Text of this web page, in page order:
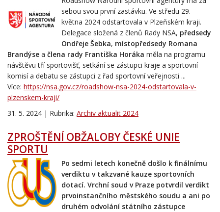
sebou svou první zastávku. Ve středu 29.
května 2024 odstartovala v Plzeňském kraji.
Delegace složená z členů Rady NSA, předsedy
Ondřeje Šebka, místopředsedy Romana
Brandýse a člena rady Františka Horáka měla na programu
návštěvu tří sportovišť, setkání se zástupci kraje a sportovní
komisí a debatu se zástupci z řad sportovní veřejnosti ...
Více: https://nsa.gov.cz/roadshow-nsa-2024-odstartovala-v-
plzenskem-kraji/
31. 5. 2024 | Rubrika: Archiv aktualit 2024
ZPROŠTĚNÍ OBŽALOBY ČESKÉ UNIE
SPORTU
Po sedmi letech konečně došlo k finálnímu
verdiktu v takzvané kauze sportovních
dotací. Vrchní soud v Praze potvrdil verdikt
prvoinstančního městského soudu a ani po
druhém odvolání státního zástupce